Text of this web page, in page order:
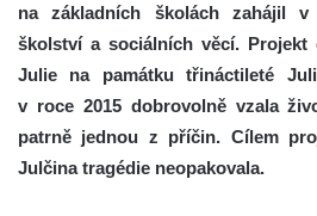
na základních školách zahájil
školství a sociálních věcí. Projekt
Julie na památku třináctileté
v roce 2015 dobrovolně vzala
patrně jednou z příčin. Cílem
Julčina tragédie neopakovala.